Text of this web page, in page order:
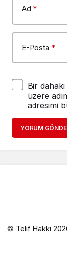
Ad *
E-Posta *
Bir dahaki
üzere
adresimi
YORUM
© Telif Hakkı